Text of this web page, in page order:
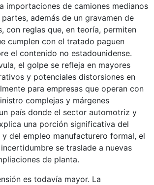
importaciones de camiones medianos
además de un gravamen de
con reglas que, en teoría, permiten
cumplen con el tratado paguen
el contenido no estadounidense.
el golpe se refleja en mayores
y potenciales distorsiones en
para empresas que operan con
complejas y márgenes
país donde el sector automotriz y
una porción significativa del
del empleo manufacturero formal, el
se traslade a nuevas
de planta.
es todavía mayor. La